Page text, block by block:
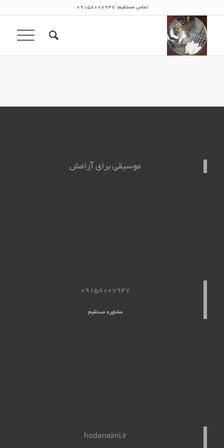
تماس مستقیم: 09158007947
موسیقی برای آرامش
09158007947
مشاوره مستقیم
hodanaimi.ir